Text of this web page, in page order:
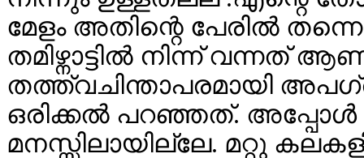
മേളം അതിന്റെ പേരില്‍
തമിഴ്നാട്ടില്‍ നിന്ന് വന്നത്
തത്ത്വചിന്താപരമായി
ഒരിക്കല്‍ പറഞ്ഞത്. അപ്പോള്‍
മനസ്സിലായില്ലേ. മറ്റു